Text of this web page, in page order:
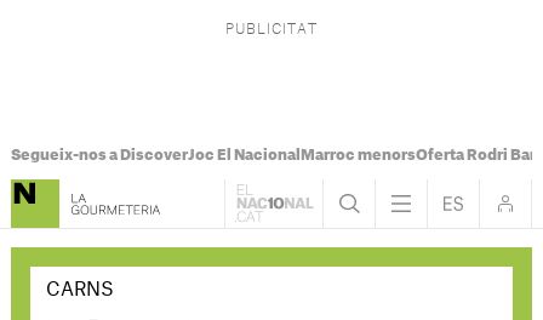
Segueix-nos a DiscoverJoc El Nacional Marroc menorsOferta Rodri
CARNS